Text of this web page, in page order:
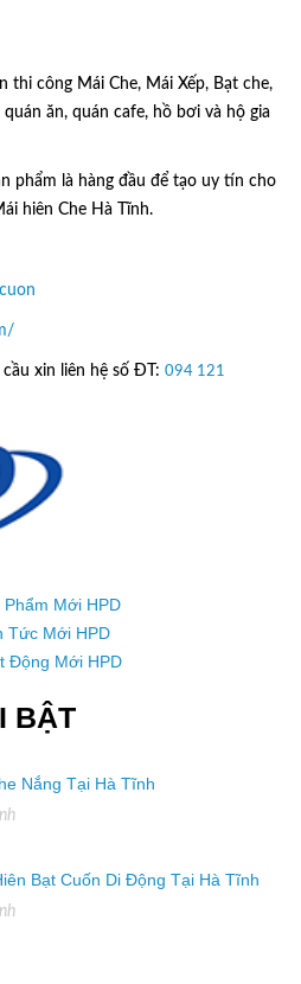
thi công Mái Che, Mái Xếp, Bạt che,
ăn, quán cafe, hồ bơi và hộ gia
phẩm là hàng đầu để tạo uy tín cho
hiên Che Hà Tĩnh.
xin liên hệ số ĐT: 094 121
Phẩm Mới HPD
Tức Mới HPD
Động Mới HPD
BẬT
Nắng Tại Hà Tĩnh
Bạt Cuốn Di Động Tại Hà Tĩnh